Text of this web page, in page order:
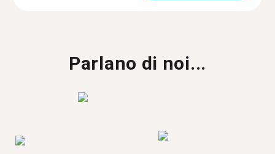
Parlano di noi...